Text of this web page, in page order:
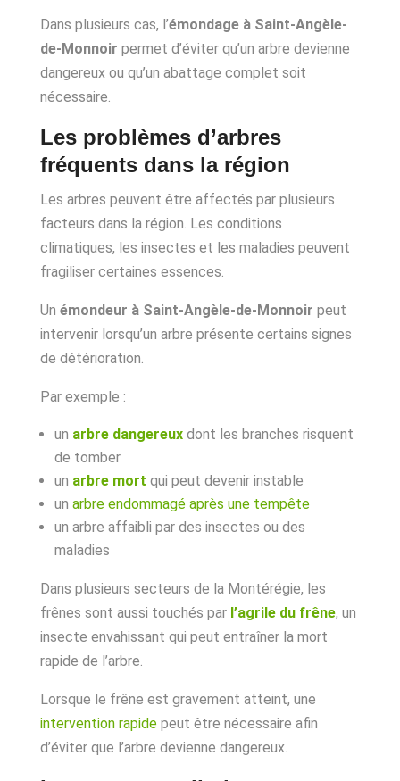
Dans plusieurs cas, l’émondage à Saint-Angèle-
de-Monnoir permet d’éviter qu’un arbre devienne
dangereux ou qu’un abattage complet soit
nécessaire.
Les problèmes d’arbres
fréquents dans la région
Les arbres peuvent être affectés par plusieurs
facteurs dans la région. Les conditions
climatiques, les insectes et les maladies peuvent
fragiliser certaines essences.
Un émondeur à Saint-Angèle-de-Monnoir peut
intervenir lorsqu’un arbre présente certains signes
de détérioration.
Par exemple :
un arbre dangereuxdont les branches risquent
de tomber
un arbre mort qui peut devenir instable
un arbre endommagé après une tempête
un arbre affaibli par des insectes ou des
maladies
Dans plusieurs secteurs de la Montérégie, les
frênes sont aussi touchés par l’agrile du frêne, un
insecte envahissant qui peut entraîner la mort
rapide de l’arbre.
Lorsque le frêne est gravement atteint, une
intervention rapidepeut être nécessaire afin
d’éviter que l’arbre devienne dangereux.